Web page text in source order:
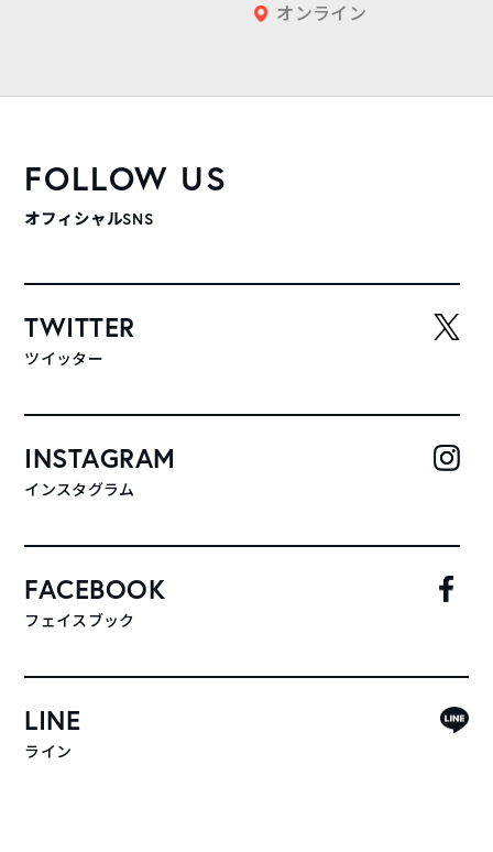
オンライン
FOLLOW US
オフィシャルSNS
TWITTER
ツイッター
INSTAGRAM
インスタグラム
FACEBOOK
フェイスブック
LINE
ライン